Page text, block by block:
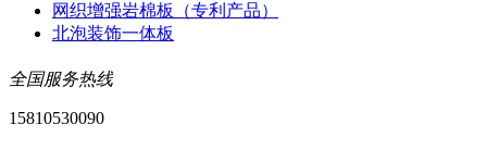
网织增强岩棉板（专利产品）
北泡装饰一体板
全国服务热线
15810530090